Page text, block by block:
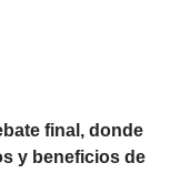
final, donde
y beneficios de